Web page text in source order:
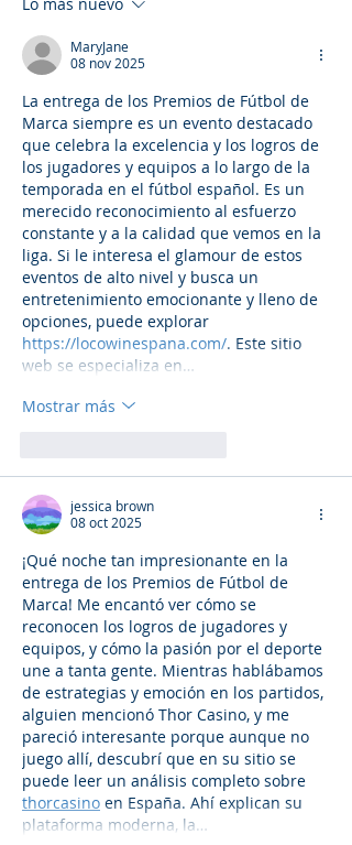
Lo más nuevo
MaryJane
08 nov 2025
La entrega de los Premios de Fútbol de
Marca siempre es un evento destacado
que celebra la excelencia y los logros de
los jugadores y equipos a lo largo de la
temporada en el fútbol español. Es un
merecido reconocimiento al esfuerzo
constante y a la calidad que vemos en la
liga. Si le interesa el glamour de estos
eventos de alto nivel y busca un
entretenimiento emocionante y lleno de
opciones, puede explorar
https://locowinespana.com/. Este sitio
web se especializa en…
Mostrar más
jessica brown
08 oct 2025
¡Qué noche tan impresionante en la
entrega de los Premios de Fútbol de
Marca! Me encantó ver cómo se
reconocen los logros de jugadores y
equipos, y cómo la pasión por el deporte
une a tanta gente. Mientras hablábamos
de estrategias y emoción en los partidos,
alguien mencionó Thor Casino, y me
pareció interesante porque aunque no
juego allí, descubrí que en su sitio se
puede leer un análisis completo sobre
thorcasino en España. Ahí explican su
plataforma moderna, la…